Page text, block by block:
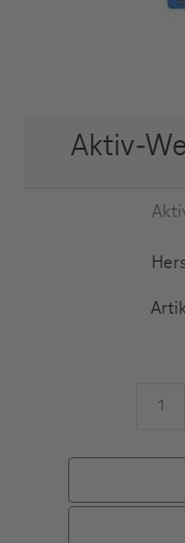
Aktiv-